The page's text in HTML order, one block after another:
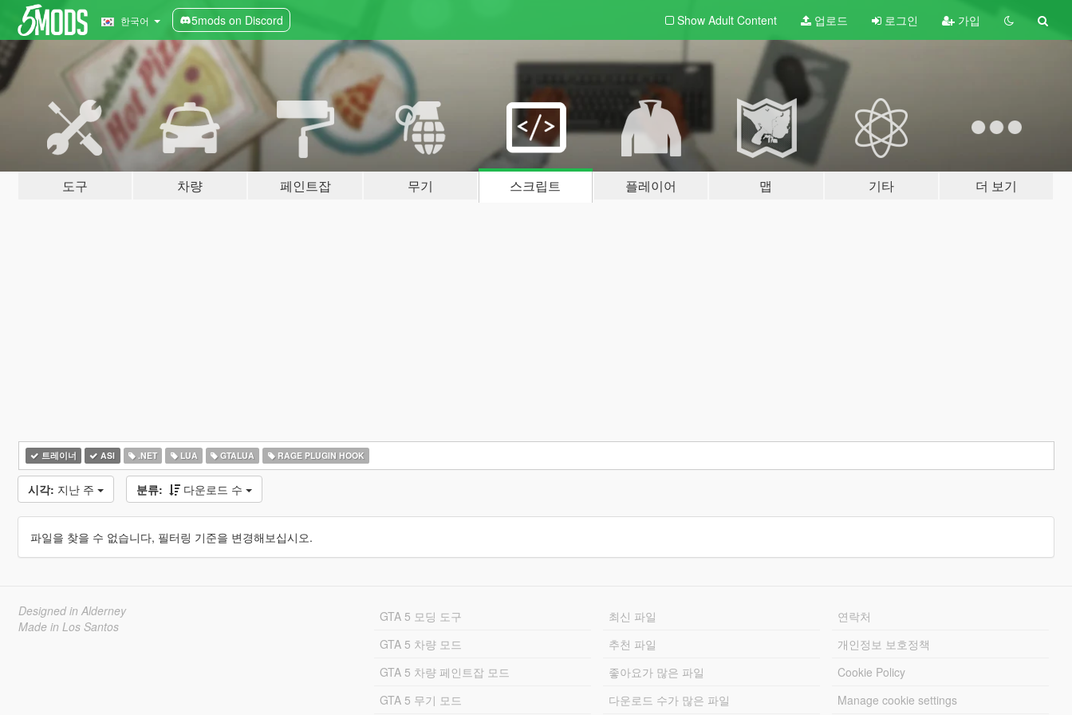
한국어 5mods on Discord Show Adult Content 업로드 로그인 가입
도구 차량 페인트잡 무기 스크립트 플레이어 맵 기타 더 보기
트레이너 ASI .NET LUA GTALUA RAGE PLUGIN HOOK
시각: 지난 주 분류: 다운로드 수
파일을 찾을 수 없습니다, 필터링 기준을 변경해보십시오.
Designed in Alderney
Made in Los Santos
GTA 5 모딩 도구
GTA 5 차량 모드
GTA 5 차량 페인트잡 모드
GTA 5 무기 모드
최신 파일
추천 파일
좋아요가 많은 파일
다운로드 수가 많은 파일
연락처
개인정보 보호정책
Cookie Policy
Manage cookie settings